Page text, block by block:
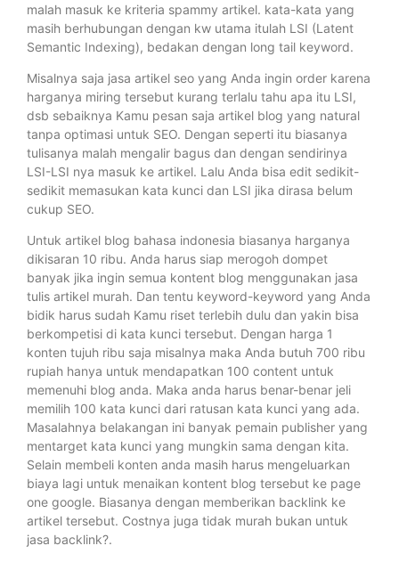
malah masuk ke kriteria spammy artikel. kata-kata yang
masih berhubungan dengan kw utama itulah LSI (Latent
Semantic Indexing), bedakan dengan long tail keyword.
Misalnya saja jasa artikel seo yang Anda ingin order karena
harganya miring tersebut kurang terlalu tahu apa itu LSI,
dsb sebaiknya Kamu pesan saja artikel blog yang natural
tanpa optimasi untuk SEO. Dengan seperti itu biasanya
tulisanya malah mengalir bagus dan dengan sendirinya
LSI-LSI nya masuk ke artikel. Lalu Anda bisa edit sedikit-
sedikit memasukan kata kunci dan LSI jika dirasa belum
cukup SEO.
Untuk artikel blog bahasa indonesia biasanya harganya
dikisaran 10 ribu. Anda harus siap merogoh dompet
banyak jika ingin semua kontent blog menggunakan jasa
tulis artikel murah. Dan tentu keyword-keyword yang Anda
bidik harus sudah Kamu riset terlebih dulu dan yakin bisa
berkompetisi di kata kunci tersebut. Dengan harga 1
konten tujuh ribu saja misalnya maka Anda butuh 700 ribu
rupiah hanya untuk mendapatkan 100 content untuk
memenuhi blog anda. Maka anda harus benar-benar jeli
memilih 100 kata kunci dari ratusan kata kunci yang ada.
Masalahnya belakangan ini banyak pemain publisher yang
mentarget kata kunci yang mungkin sama dengan kita.
Selain membeli konten anda masih harus mengeluarkan
biaya lagi untuk menaikan kontent blog tersebut ke page
one google. Biasanya dengan memberikan backlink ke
artikel tersebut. Costnya juga tidak murah bukan untuk
jasa backlink?.